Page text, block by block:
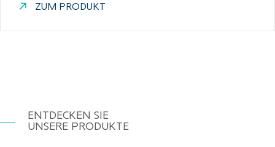
ZUM PRODUKT
ENTDECKEN SIE
UNSERE PRODUKTE